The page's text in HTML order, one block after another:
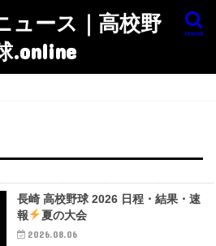
ュース｜高校野
.online
search
長崎 高校野球 2026 日程・結果・速
報
夏の大会
2026.08.06